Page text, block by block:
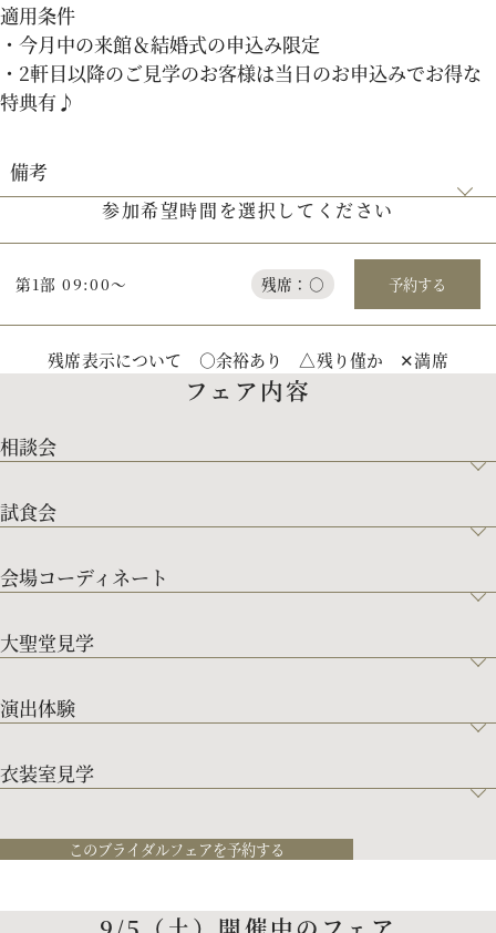
適用条件
・今月中の来館＆結婚式の申込み限定
・2軒目以降のご見学のお客様は当日のお申込みでお得な
特典有♪
備考
【見学当日の申込がお得】事前にご家族と結婚式の希望日程を相談
のうえでお越しいただくのがオススメです！
参加希望時間を選択してください
第1部 09:00～ 残席：○ 予約する
残席表示について ○余裕あり △残り僅か ✕満席
フェア内容
相談会
試食会
会場コーディネート
大聖堂見学
演出体験
衣装室見学
このブライダルフェアを予約する